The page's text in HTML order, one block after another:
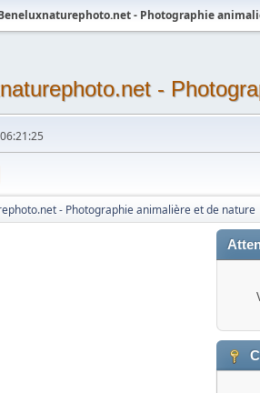
- Photographie
-
- Photographie animalière et de nature